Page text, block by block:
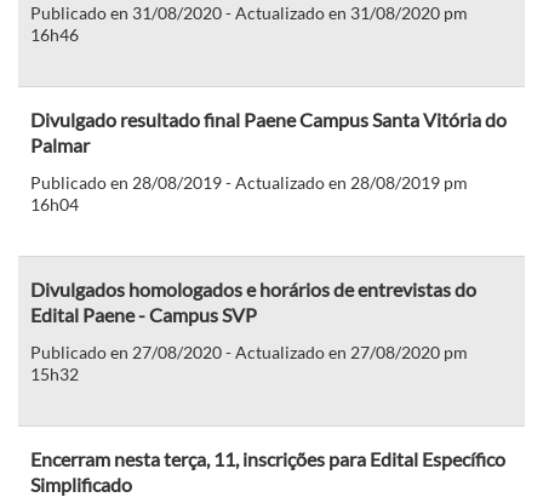
Publicado en 31/08/2020 - Actualizado en 31/08/2020 pm
16h46
Divulgado resultado final Paene Campus Santa Vitória do
Palmar
Publicado en 28/08/2019 - Actualizado en 28/08/2019 pm
16h04
Divulgados homologados e horários de entrevistas do
Edital Paene - Campus SVP
Publicado en 27/08/2020 - Actualizado en 27/08/2020 pm
15h32
Encerram nesta terça, 11, inscrições para Edital Específico
Simplificado